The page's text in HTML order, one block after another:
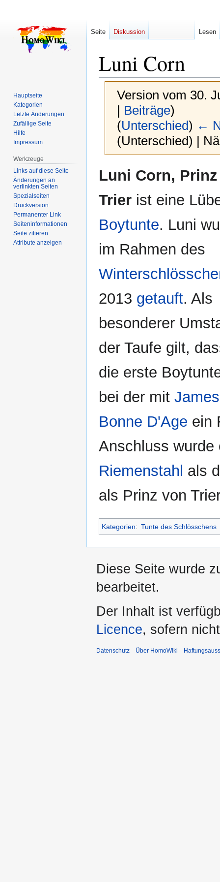
Luni Corn
Version vom 30.
| Beiträge)
(Unterschied) ←
(Unterschied) |
Navigation
Suche
Luni Corn,
Trier ist eine
Boytunte. Luni
im Rahmen des
2013 getauft. Als
besonderer
der Taufe gilt,
die erste
bei der mit James
Bonne D'Age ein
Anschluss
Riemenstahl als
als Prinz von
Kategorien: Tunte des Schlösschens
Seite Diskussion Lesen
Hauptseite
Kategorien
Letzte Änderungen
Zufällige Seite
Hilfe
Impressum
Werkzeuge
Links auf diese Seite
Änderungen an
verlinkten Seiten
Spezialseiten
Druckversion
Permanenter Link
Seiten­­informationen
Seite zitieren
Attribute anzeigen
Diese Seite wurde
bearbeitet.
Der Inhalt ist
Licence, sofern
Datenschutz Über HomoWiki